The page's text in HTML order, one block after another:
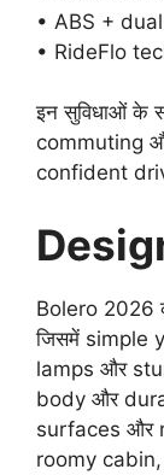
• ABS +
• RideFlo
इन सुविधाओं के
commuting
confident
Bolero 2026
जिसमें simple
lamps और
body और
surfaces और
roomy